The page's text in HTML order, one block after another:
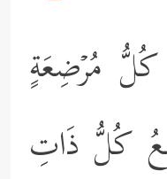
كُلُّ مُرۡضِعَةٍ
كُلُّ ذَاتِ